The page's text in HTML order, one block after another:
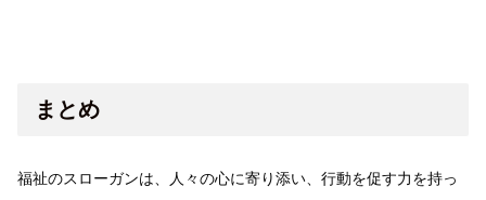
まとめ
福祉のスローガンは、人々の心に寄り添い、行動を促す力を持っ